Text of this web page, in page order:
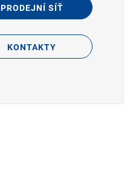
PRODEJNÍ SÍŤ
KONTAKTY